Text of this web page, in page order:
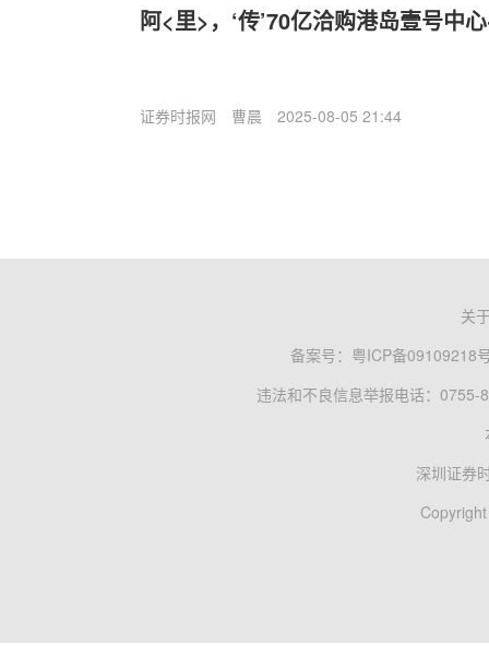
阿<里>，‘传’70亿洽购港岛壹号中
证券时报网 曹晨 2025-08-05 21:44
关
备案号： 粤ICP备09109218
违法和不良信息举报电话：0755-
深圳证券